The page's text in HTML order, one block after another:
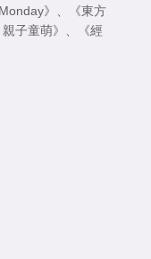
》
《東方
子童萌》
《經